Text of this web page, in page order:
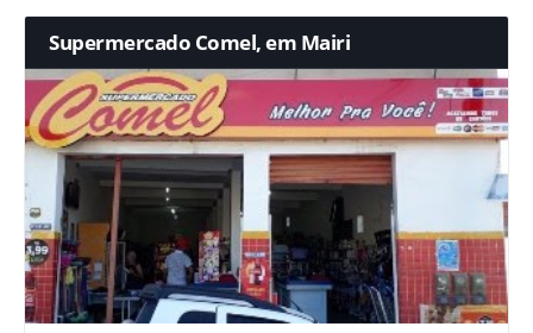
Supermercado Comel, em Mairi